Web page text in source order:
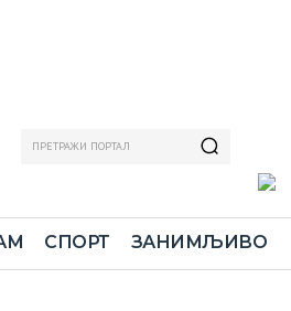
ПРЕТРАЖИ ПОРТАЛ
СПОРТ ЗАНИМЉИВО